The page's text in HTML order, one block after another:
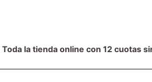
Toda la tienda online con 12 cuotas